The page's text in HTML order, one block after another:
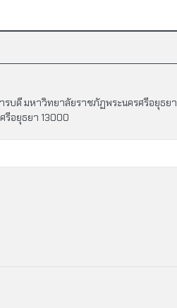
รบดี มหาวิทยาลัยราชภัฏพระนครศรีอยุธยา
รีอยุธยา 13000